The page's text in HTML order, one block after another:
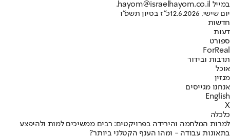
במייל hayom@israelhayom.co.il.
יום שישי, 12.6.2026
כ"ז בסיון תשפ"ו
חדשות
דעות
ספורט
ForReal
תרבות ובידור
אוכל
מגזין
אנחנו מגייסים
English
X
כלכלה
למרות המלחמה והירידה בפרויקטים: רבים ממשיכים למות ולהיפצע
בתאונות עבודה - ומהו הענף הקטלני ביותר?